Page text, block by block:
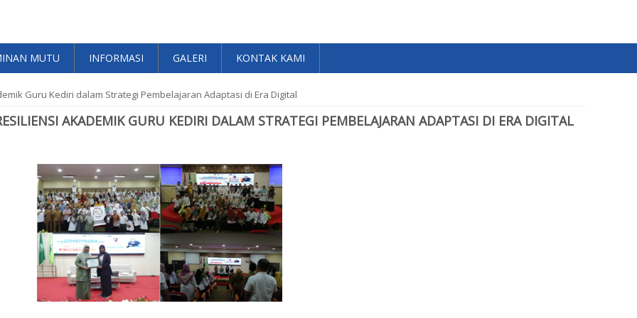
MUTU INFORMASI GALERI KONTAK KAMI
Guru Kediri dalam Strategi Pembelajaran Adaptasi di Era Digital
AKADEMIK GURU KEDIRI DALAM STRATEGI PEMBELAJARAN ADAPTASI DI ERA DIGITAL